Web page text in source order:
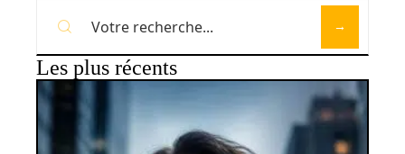
Les plus récents